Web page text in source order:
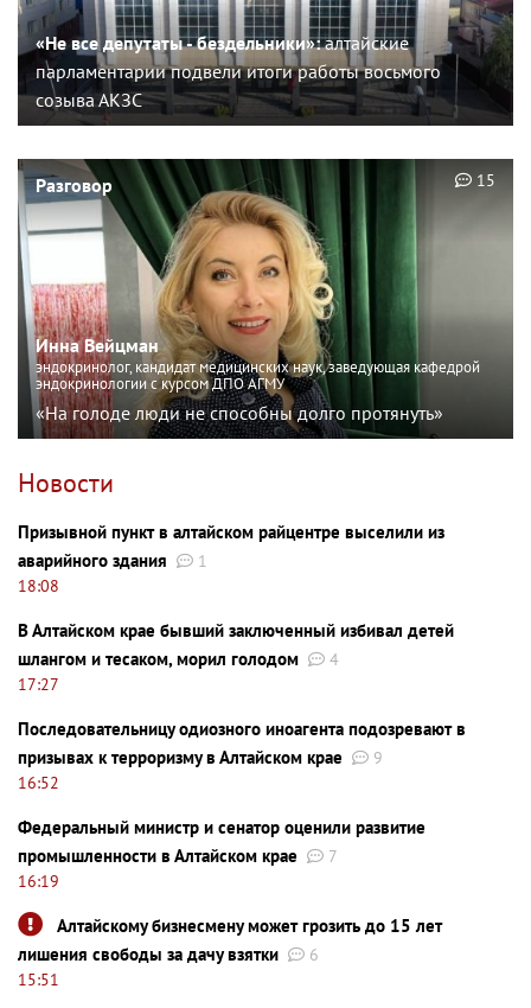
«Не все депутаты - бездельники»:алтайские
парламентарии подвели итоги работы восьмого
созыва АКЗС
Разговор
Инна Вейцман
эндокринолог, кандидат медицинских наук, заведующая кафедрой
эндокринологии с курсом ДПО АГМУ
«На голоде люди не способны долго протянуть»
15
Новости
Призывной пункт в алтайском райцентре выселили из
аварийного здания
1
18:08
В Алтайском крае бывший заключенный избивал детей
шлангом и тесаком, морил голодом
4
17:27
Последовательницу одиозного иноагента подозревают в
призывах к терроризму в Алтайском крае
9
16:52
Федеральный министр и сенатор оценили развитие
промышленности в Алтайском крае
7
16:19
Алтайскому бизнесмену может грозить до 15 лет
лишения свободы за дачу взятки
6
15:51